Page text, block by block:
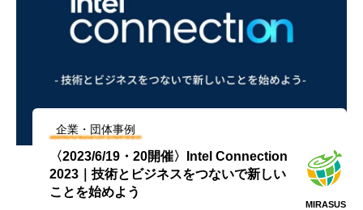
企業・団体事例
〈2023/6/19・20開催〉Intel Connection
2023｜技術とビジネスをつないで新しい
ことを始めよう
MIRASUS